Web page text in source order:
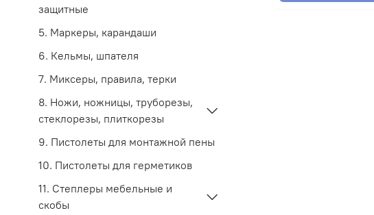
защитные
5. Маркеры, карандаши
6. Кельмы, шпателя
7. Миксеры, правила, терки
8. Ножи, ножницы, труборезы,
стеклорезы, плиткорезы
9. Пистолеты для монтажной пены
10. Пистолеты для герметиков
11. Степлеры мебельные и
скобы